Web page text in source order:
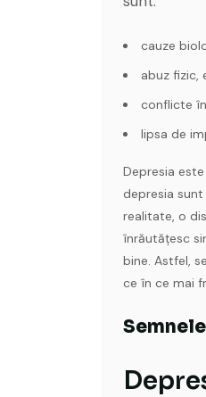
cauze
abuz fizic,
conflicte
lipsa de
Depresia este
depresia
realitate, o
înrăutățesc
bine. Astfel,
ce în ce mai